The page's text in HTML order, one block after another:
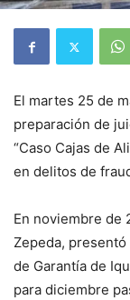
El martes 25 de
preparación de
“Caso Cajas de
en delitos de
En noviembre de
Zepeda,
de Garantía de
para diciembre